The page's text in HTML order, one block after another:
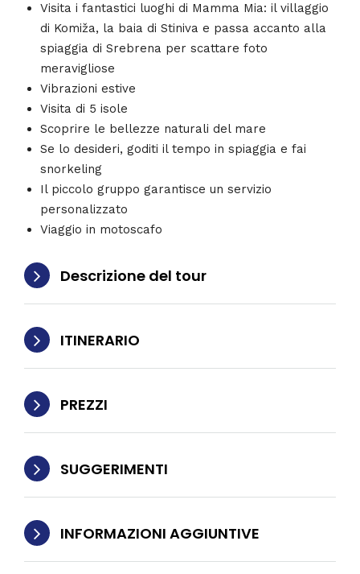
Visita i fantastici luoghi di Mamma Mia: il villaggio
di Komiža, la baia di Stiniva e passa accanto alla
spiaggia di Srebrena per scattare foto
meravigliose
Vibrazioni estive
Visita di 5 isole
Scoprire le bellezze naturali del mare
Se lo desideri, goditi il tempo in spiaggia e fai
snorkeling
Il piccolo gruppo garantisce un servizio
personalizzato
Viaggio in motoscafo
Descrizione del tour
ITINERARIO
PREZZI
SUGGERIMENTI
INFORMAZIONI AGGIUNTIVE